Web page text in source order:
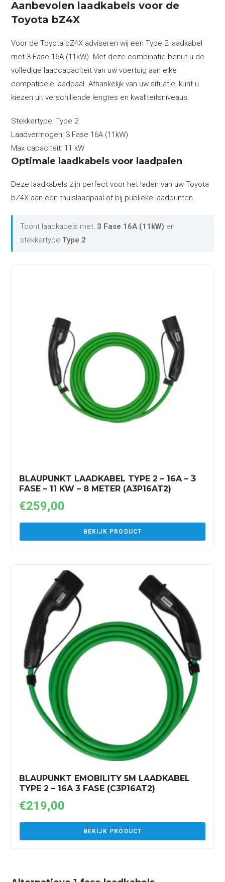
Aanbevolen laadkabels voor de
Toyota bZ4X
Voor de Toyota bZ4X adviseren wij een Type 2 laadkabel
met 3 Fase 16A (11kW). Met deze combinatie benut u de
volledige laadcapaciteit van uw voertuig aan elke
compatibele laadpaal. Afhankelijk van uw situatie, kunt u
kiezen uit verschillende lengtes en kwaliteitsniveaus.
Stekkertype: Type 2
Laadvermogen: 3 Fase 16A (11kW)
Max capaciteit: 11 kW
Optimale laadkabels voor laadpalen
Deze laadkabels zijn perfect voor het laden van uw Toyota
bZ4X aan een thuislaadpaal of bij publieke laadpunten.
Toont laadkabels met: 3 Fase 16A (11kW) en
stekkertypeType 2
BLAUPUNKT LAADKABEL TYPE 2 – 16A – 3
FASE – 11 KW – 8 METER (A3P16AT2)
€259,00
BEKIJK PRODUCT
BLAUPUNKT EMOBILITY 5M LAADKABEL
TYPE 2 – 16A 3 FASE (C3P16AT2)
€219,00
BEKIJK PRODUCT